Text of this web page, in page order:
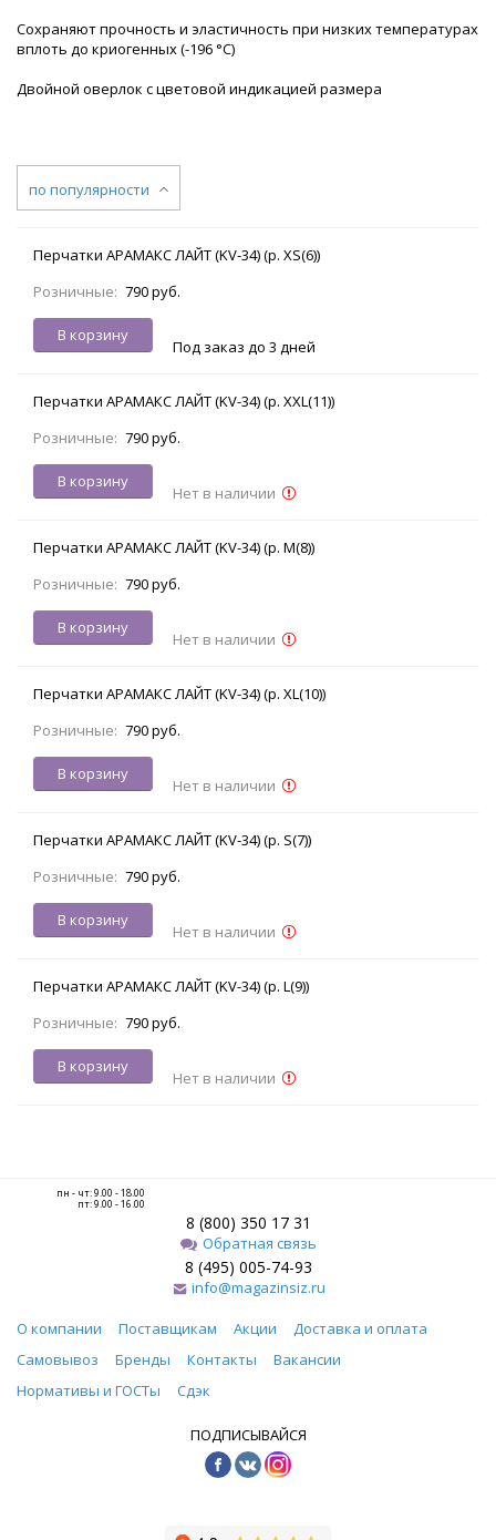
Сохраняют прочность и эластичность при низких температурах
вплоть до криогенных (-196 °С)
Двойной оверлок с цветовой индикацией размера
по популярности
Перчатки АРАМАКС ЛАЙТ (KV-34) (р. XS(6))
Розничные: 790 руб.
В корзину
Под заказ до 3 дней
Перчатки АРАМАКС ЛАЙТ (KV-34) (р. XXL(11))
Розничные: 790 руб.
В корзину
Нет в наличии
Перчатки АРАМАКС ЛАЙТ (KV-34) (р. M(8))
Розничные: 790 руб.
В корзину
Нет в наличии
Перчатки АРАМАКС ЛАЙТ (KV-34) (р. XL(10))
Розничные: 790 руб.
В корзину
Нет в наличии
Перчатки АРАМАКС ЛАЙТ (KV-34) (р. S(7))
Розничные: 790 руб.
В корзину
Нет в наличии
Перчатки АРАМАКС ЛАЙТ (KV-34) (р. L(9))
Розничные: 790 руб.
В корзину
Нет в наличии
пн - чт: 9.00 - 18.00
пт: 9.00 - 16.00
8 (800) 350 17 31
Обратная связь
8 (495) 005-74-93
info@magazinsiz.ru
О компании Поставщикам Акции
Доставка и оплата
Самовывоз
Бренды Контакты
Вакансии
Нормативы и ГОСТы
Сдэк
ПОДПИСЫВАЙСЯ